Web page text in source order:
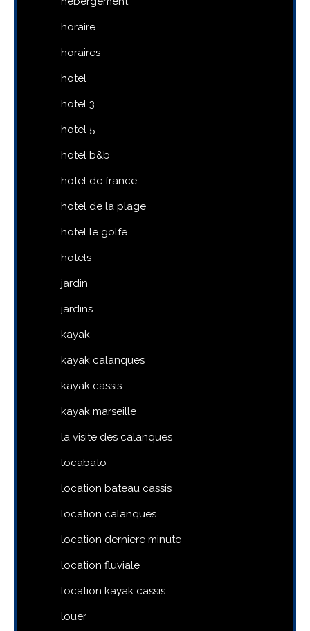
horaire
horaires
hotel
hotel 3
hotel 5
hotel b&b
hotel de france
hotel de la plage
hotel le golfe
hotels
jardin
jardins
kayak
kayak calanques
kayak cassis
kayak marseille
la visite des calanques
locabato
location bateau cassis
location calanques
location derniere minute
location fluviale
location kayak cassis
louer